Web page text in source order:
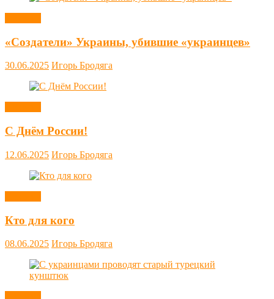
«Создатели» Украины, убившие «украинцев»
30.06.2025 Игорь Бродяга
С Днём России!
12.06.2025 Игорь Бродяга
Кто для кого
08.06.2025 Игорь Бродяга